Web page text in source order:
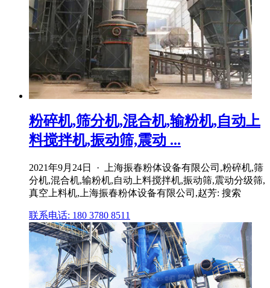
粉碎机,筛分机,混合机,输粉机,自动上
料搅拌机,振动筛,震动 ...
2021年9月24日 · 上海振春粉体设备有限公司,粉碎机,筛
分机,混合机,输粉机,自动上料搅拌机,振动筛,震动分级筛,
真空上料机,上海振春粉体设备有限公司,赵芳: 搜索
联系电话: 180 3780 8511